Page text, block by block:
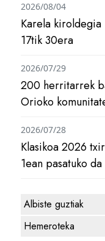
Karela
17tik 30era
2026/08/04
200 herritarrek
Orioko
2026/07/29
Klasikoa 2026
1ean pasatuko
2026/07/28
Albiste guztiak
Hemeroteka